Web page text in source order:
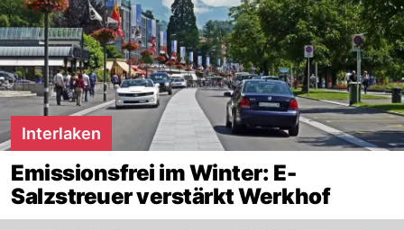
Interlaken
Emissionsfrei im Winter: E-
Salzstreuer verstärkt Werkhof